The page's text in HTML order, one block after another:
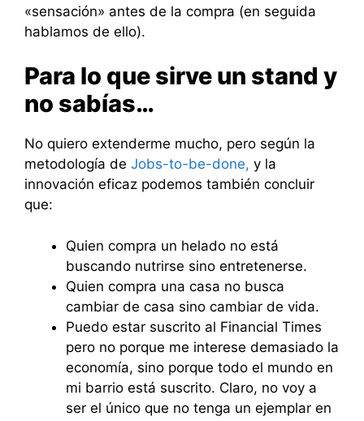
«sensación» antes de la compra (en seguida
hablamos de ello).
Para lo que sirve un stand y
no sabías…
No quiero extenderme mucho, pero según la
metodología de Jobs-to-be-done, y la
innovación eficaz podemos también concluir
que:
Quien compra un helado no está
buscando nutrirse sino entretenerse.
Quien compra una casa no busca
cambiar de casa sino cambiar de vida.
Puedo estar suscrito al Financial Times
pero no porque me interese demasiado la
economía, sino porque todo el mundo en
mi barrio está suscrito. Claro, no voy a
ser el único que no tenga un ejemplar en